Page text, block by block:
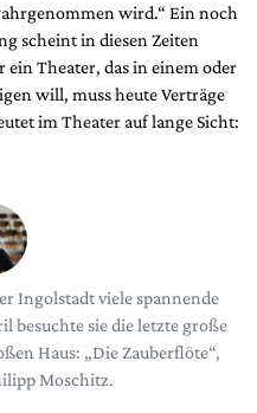
wird.“ Ein noch
scheint in diesen Zeiten
ein Theater, das in einem oder
will, muss heute Verträge
im Theater auf lange Sicht:
Ingolstadt viele spannende
besuchte sie die letzte große
Haus: „Die Zauberflöte“,
Moschitz.